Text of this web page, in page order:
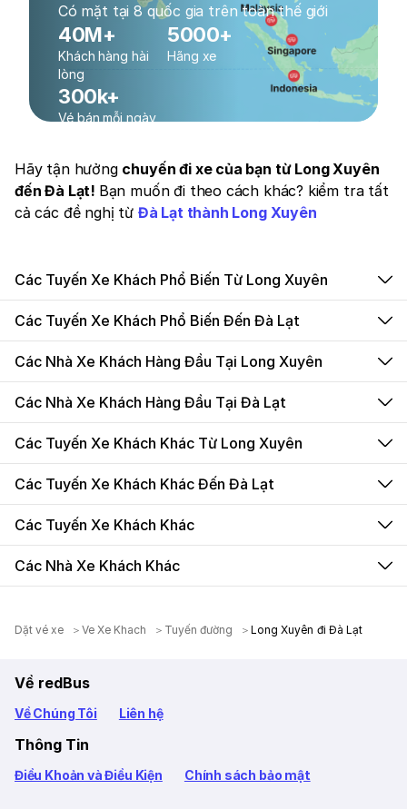
Có mặt tại 8 quốc gia trên toàn thế giới
40M+
Khách hàng hài
lòng
5000+
Hãng xe
300k+
Vé bán mỗi ngày
Hãy tận hưởng chuyến đi xe của bạn từ Long Xuyên
đến Đà Lạt! Bạn muốn đi theo cách khác? kiểm tra tất
cả các đề nghị từ Đà Lạt thành Long Xuyên
Các Tuyến Xe Khách Phổ Biến Từ Long Xuyên
Các Tuyến Xe Khách Phổ Biến Đến Đà Lạt
Các Nhà Xe Khách Hàng Đầu Tại Long Xuyên
Các Nhà Xe Khách Hàng Đầu Tại Đà Lạt
Các Tuyến Xe Khách Khác Từ Long Xuyên
Các Tuyến Xe Khách Khác Đến Đà Lạt
Các Tuyến Xe Khách Khác
Các Nhà Xe Khách Khác
Dặt vé xe Ve Xe Khach Tuyến đường Long Xuyên đi Đà Lạt
Về redBus
Về Chúng Tôi Liên hệ
Thông Tin
Điều Khoản và Điều Kiện Chính sách bảo mật